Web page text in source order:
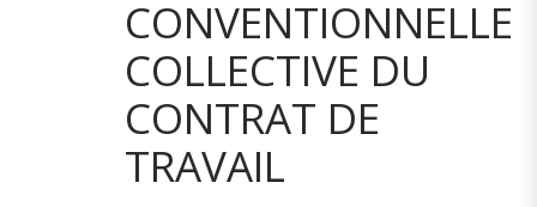
CONVENTIONNELLE
COLLECTIVE DU
CONTRAT DE
TRAVAIL